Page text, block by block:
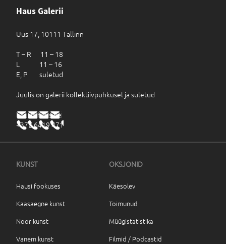
Haus Galerii
Uus 17, 10111 Tallinn
T – R 11 – 18
L 11 – 16
E, P suletud
Juulis on galerii kollektiivpuhkusel ja suletud
haus@haus.ee
+372 6419 471
KUNST
Hausi fookuses
Kaasaegne kunst
Noor kunst
Vanem kunst
OKSJONID
Käesolev
Toimunud
Müügistatistika
Filmid / Podcastid